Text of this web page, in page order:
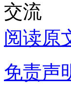
交流
阅读原
免责声